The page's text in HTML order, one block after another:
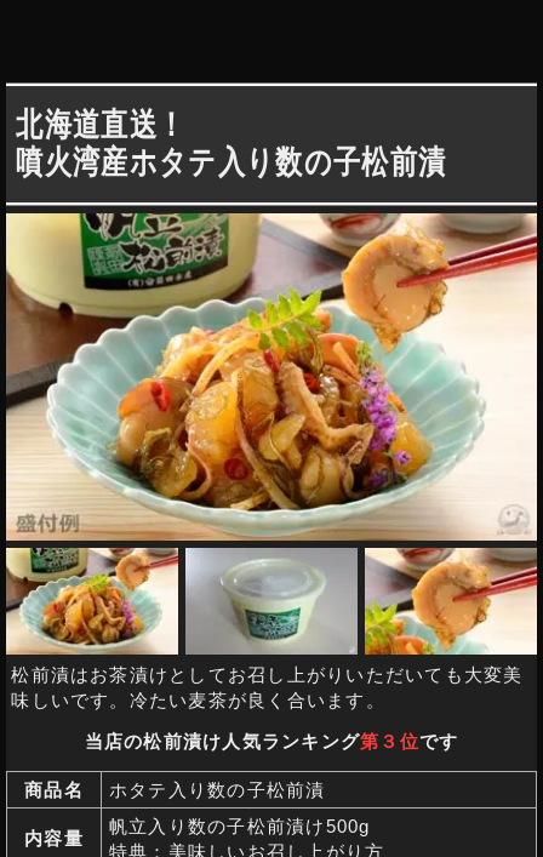
北海道直送！
噴火湾産ホタテ入り数の子松前漬
松前漬はお茶漬けとしてお召し上がりいただいても大変美
味しいです。冷たい麦茶が良く合います。
当店の松前漬け人気ランキング第３位です
商品名 ホタテ入り数の子松前漬
内容量
帆立入り数の子松前漬け500g
特典：美味しいお召し上がり方